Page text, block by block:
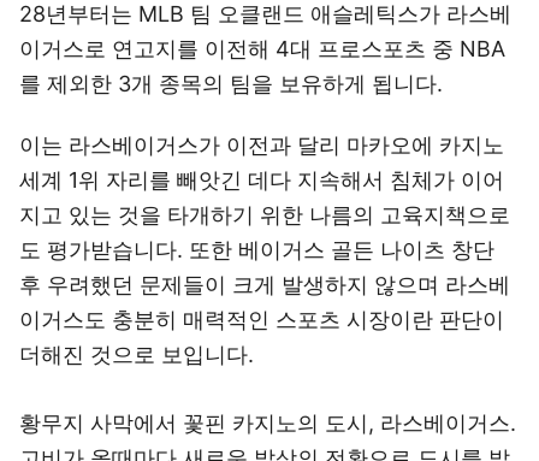
28년부터는 MLB 팀 오클랜드 애슬레틱스가 라스베
이거스로 연고지를 이전해 4대 프로스포츠 중 NBA
를 제외한 3개 종목의 팀을 보유하게 됩니다.
이는 라스베이거스가 이전과 달리 마카오에 카지노
세계 1위 자리를 빼앗긴 데다 지속해서 침체가 이어
지고 있는 것을 타개하기 위한 나름의 고육지책으로
도 평가받습니다. 또한 베이거스 골든 나이츠 창단
후 우려했던 문제들이 크게 발생하지 않으며 라스베
이거스도 충분히 매력적인 스포츠 시장이란 판단이
더해진 것으로 보입니다.
황무지 사막에서 꽃핀 카지노의 도시, 라스베이거스.